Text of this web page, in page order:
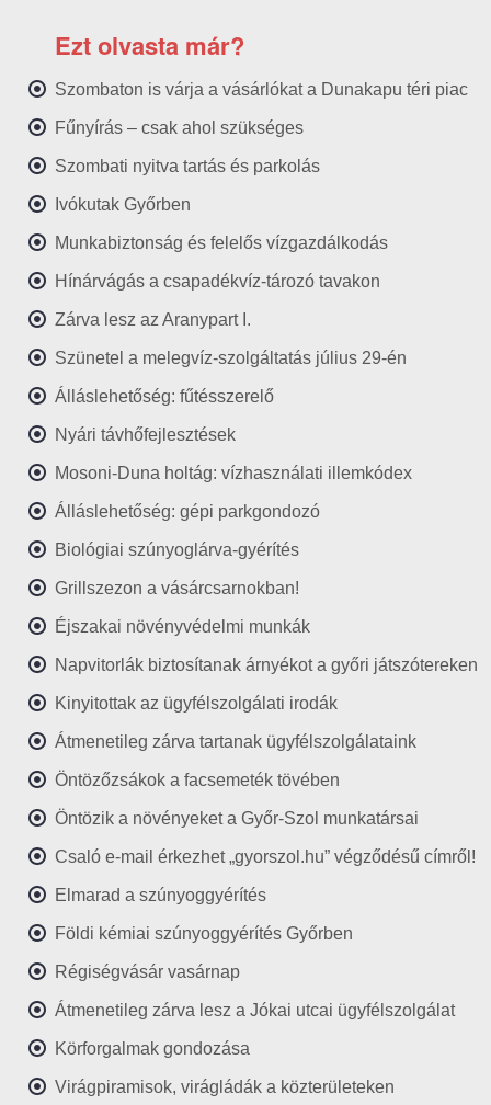
Ezt olvasta már?
Szombaton is várja a vásárlókat a Dunakapu téri piac
Fűnyírás – csak ahol szükséges
Szombati nyitva tartás és parkolás
Ivókutak Győrben
Munkabiztonság és felelős vízgazdálkodás
Hínárvágás a csapadékvíz-tározó tavakon
Zárva lesz az Aranypart I.
Szünetel a melegvíz-szolgáltatás július 29-én
Álláslehetőség: fűtésszerelő
Nyári távhőfejlesztések
Mosoni-Duna holtág: vízhasználati illemkódex
Álláslehetőség: gépi parkgondozó
Biológiai szúnyoglárva-gyérítés
Grillszezon a vásárcsarnokban!
Éjszakai növényvédelmi munkák
Napvitorlák biztosítanak árnyékot a győri játszótereken
Kinyitottak az ügyfélszolgálati irodák
Átmenetileg zárva tartanak ügyfélszolgálataink
Öntözőzsákok a facsemeték tövében
Öntözik a növényeket a Győr-Szol munkatársai
Csaló e-mail érkezhet „gyorszol.hu” végződésű címről!
Elmarad a szúnyoggyérítés
Földi kémiai szúnyoggyérítés Győrben
Régiségvásár vasárnap
Átmenetileg zárva lesz a Jókai utcai ügyfélszolgálat
Körforgalmak gondozása
Virágpiramisok, virágládák a közterületeken